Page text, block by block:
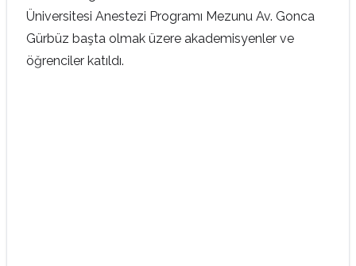
Üniversitesi Anestezi Programı Mezunu Av. Gonca
Gürbüz başta olmak üzere akademisyenler ve
öğrenciler katıldı.